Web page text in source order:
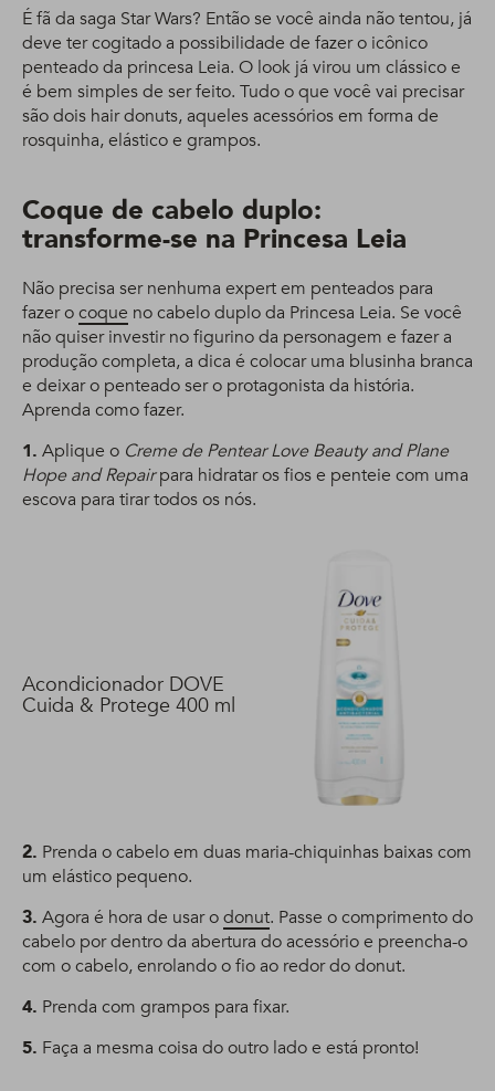
É fã da saga Star Wars? Então se você ainda não tentou, já
deve ter cogitado a possibilidade de fazer o icônico
penteado da princesa Leia. O look já virou um clássico e
é bem simples de ser feito. Tudo o que você vai precisar
são dois hair donuts, aqueles acessórios em forma de
rosquinha, elástico e grampos.
Coque de cabelo duplo:
transforme-se na Princesa Leia
Não precisa ser nenhuma expert em penteados para
fazer ocoque no cabelo duplo da Princesa Leia. Se você
não quiser investir no figurino da personagem e fazer a
produção completa, a dica é colocar uma blusinha branca
e deixar o penteado ser o protagonista da história.
Aprenda como fazer.
1. Aplique o Creme de Pentear Love Beauty and Plane
Hope and Repairpara hidratar os fios e penteie com uma
escova para tirar todos os nós.
Acondicionador DOVE
Cuida & Protege 400 ml
2. Prenda o cabelo em duas maria-chiquinhas baixas com
um elástico pequeno.
3. Agora é hora de usar odonut. Passe o comprimento do
cabelo por dentro da abertura do acessório e preencha-o
com o cabelo, enrolando o fio ao redor do donut.
4. Prenda com grampos para fixar.
5. Faça a mesma coisa do outro lado e está pronto!